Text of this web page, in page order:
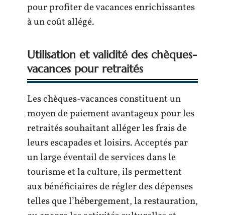
pour profiter de vacances enrichissantes
à un coût allégé.
Utilisation et validité des chèques-
vacances pour retraités
Les chèques-vacances constituent un
moyen de paiement avantageux pour les
retraités souhaitant alléger les frais de
leurs escapades et loisirs. Acceptés par
un large éventail de services dans le
tourisme et la culture, ils permettent
aux bénéficiaires de régler des dépenses
telles que l’hébergement, la restauration,